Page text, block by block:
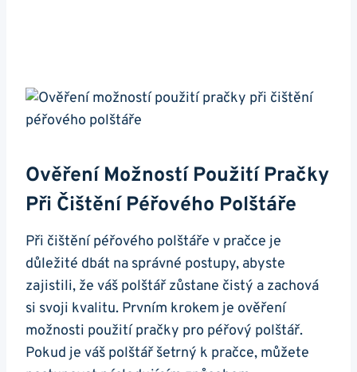
Ověření Možností Použití Pračky
‍při Čištění Péřového⁣ Polštáře
Při čištění‌ péřového polštáře v pračce je​
důležité dbát⁣ na správné⁣ postupy, abyste ​
zajistili,‍ že váš polštář zůstane čistý a ‍zachová
si svoji kvalitu.⁢ Prvním krokem je ověření⁤
možnosti použití pračky pro péřový‍ polštář.
Pokud je váš polštář ⁢šetrný​ k‍ pračce, můžete